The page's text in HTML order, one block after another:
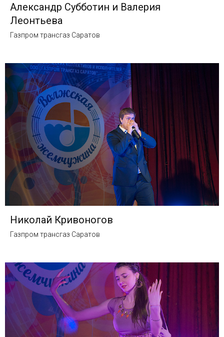
Александр Субботин и Валерия
Леонтьева
Газпром трансгаз Саратов
Николай Кривоногов
Газпром трансгаз Саратов